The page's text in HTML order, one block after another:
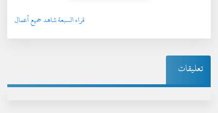
قراء السبعة شاهد جميع أعمال
تعليقات